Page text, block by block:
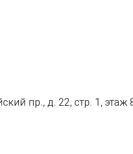
пр., д. 22, стр. 1, этаж